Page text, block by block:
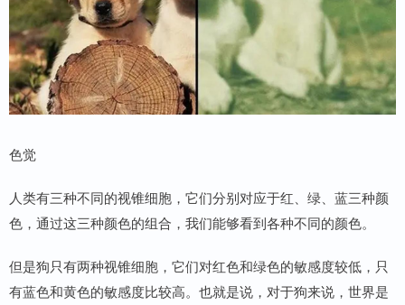
色觉
人类有三种不同的视锥细胞，它们分别对应于红、绿、蓝三种颜
色，通过这三种颜色的组合，我们能够看到各种不同的颜色。
但是狗只有两种视锥细胞，它们对红色和绿色的敏感度较低，只
有蓝色和黄色的敏感度比较高。也就是说，对于狗来说，世界是